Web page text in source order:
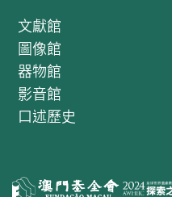
文獻館
圖像館
器物館
影音館
口述歷史